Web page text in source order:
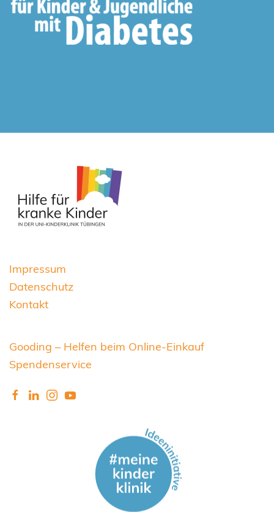
Impressum
Datenschutz
Kontakt
Gooding – Helfen beim Online-Einkauf
Spendenservice